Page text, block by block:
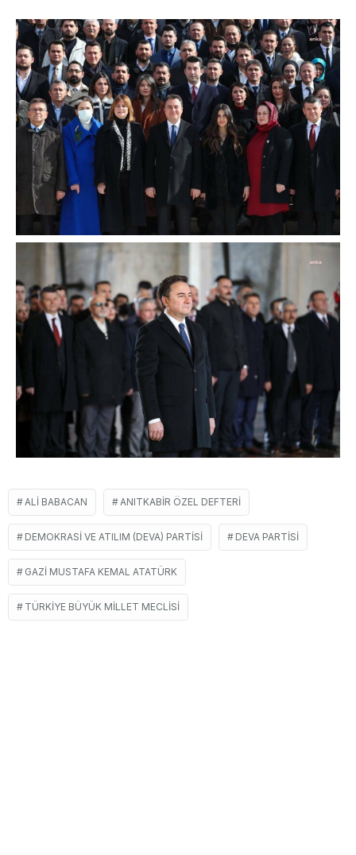
ALI BABACAN ANITKABIR ÖZEL DEFTERI
DEMOKRASI VE ATILIM (DEVA) PARTISI DEVA PARTISI
GAZI MUSTAFA KEMAL ATATÜRK
TÜRKIYE BÜYÜK MILLET MECLISI